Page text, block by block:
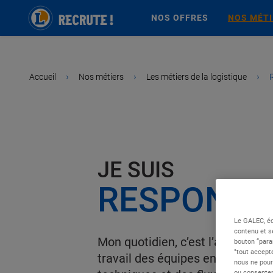
NOS OFFRES NOS
Accueil › Nos métiers › Les métiers de la logistique ›
JE SUIS
Mon quotidien, c’est l’atelier de
travail des équipes en suivant
Le GALEC,
contenu et
bouton
"tout
nous ne